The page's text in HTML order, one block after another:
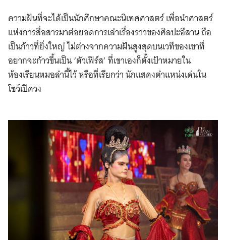
ความฝันที่จะได้เป็นนักศึกษาคณะนิเทศศาสตร์ เพื่อนำศาสตร์
แห่งการสื่อสารมาต่อยอดการเล่าเรื่องราวของศิลปะอีสาน ถือ
เป็นก้าวที่ยิ่งใหญ่ ไม่ต่างจากความฝันสูงสุดบนเวทีของเขาที่
อยากจะก้าวขึ้นเป็น ‘ตัวเฟิร์ส’ ที่เขาเองก็ตั้งเป้าหมายใน
ห้องเรียนหมอลำนี้ไว้ หรือที่เรียกว่า นักแสดงตำแหน่งเด่นใน
โชว์เปิดวง